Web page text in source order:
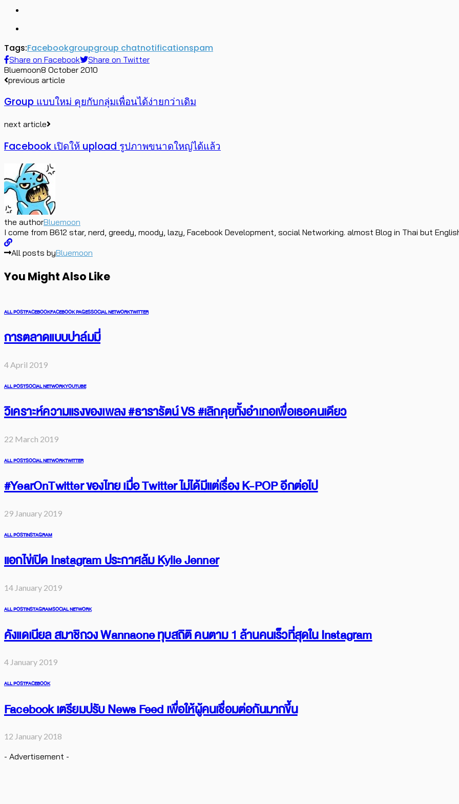
Tags:Facebookgroupgroup chatnotificationspam
Share on Facebook
Share on Twitter
Bluemoon8 October 2010
previous article
Group แบบใหม่ คุยกับกลุ่มเพื่อนได้ง่ายกว่าเดิม
next article
Facebook เปิดให้ upload รูปภาพขนาดใหญ่ได้แล้ว
the authorBluemoon
I come from B612 star, nerd, greedy, moody, lazy, Facebook Development, social Networking. almost Blog in Thai but
All posts byBluemoon
You Might Also Like
ALL POSTFACEBOOKFACEBOOK PAGESSOCIAL NETWORKTWITTER
การตลาดแบบปาล์มมี่
4 April 2019
ALL POSTSOCIAL NETWORKYOUTUBE
วิเคราะห์ความแรงของเพลง #ธารารัตน์ VS #เลิกคุยทั้งอำเภอเพื่อเธอคนเดียว
22 March 2019
ALL POSTSOCIAL NETWORKTWITTER
#YearOnTwitter ของไทย เมื่อ Twitter ไม่ได้มีแต่เรื่อง K-POP อีกต่อไป
29 January 2019
ALL POSTINSTAGRAM
แอกไข่เปิด Instagram ประกาศล้ม Kylie Jenner
14 January 2019
ALL POSTINSTAGRAMSOCIAL NETWORK
คังแดเนียล สมาชิกวง Wannaone ทุบสถิติ คนตาม 1 ล้านคนเร็วที่สุดใน Instagram
4 January 2019
ALL POSTFACEBOOK
Facebook เตรียมปรับ News Feed เพื่อให้ผู้คนเชื่อมต่อกันมากขึ้น
12 January 2018
- Advertisement -